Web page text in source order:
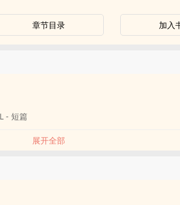
章节目录 加入
- 短篇
又板正，表彰会都不知道参加了多少个，在任
不动安排他出席重要场合撑场面，没人不喜欢
展开全部